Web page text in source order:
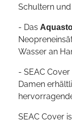
Schultern und
- Das
Wasser an
- SEAC
Damen
SEAC Cover